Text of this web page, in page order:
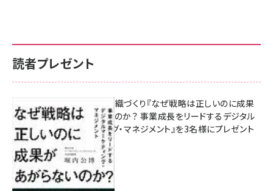
読者プレゼント
成果を生む組織づくり『なぜ戦略は正しいのに成果
があがらないのか？ 事業成長をリードするデジタル
マーケティング・マネジメント』を3名様にプレゼント
10:00